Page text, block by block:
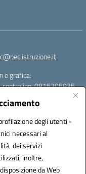
degli utenti -
necessari al
dei servizi
inoltre,
da Web
e grafica:
centralino: 0815205935
0818850905
|
ufficio: UFOYYV |